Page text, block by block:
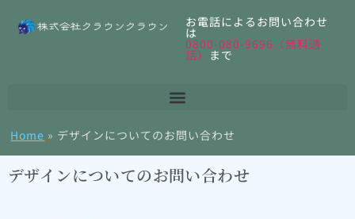
お電話によるお問い合わせ
は
0800-080-9696（無料通
話） まで
Home » デザインについてのお問い合わせ
デザインについてのお問い合わせ